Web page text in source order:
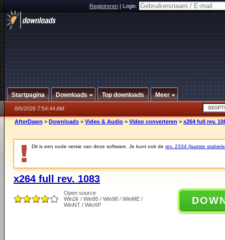
Registreren|Login:
Startpagina Downloads Top downloads Meer
8/6/2026 7:54:44 AM
AfterDawn > Downloads > Video & Audio > Video converteren > x264 full rev.
Dit is een oude versie van deze software. Je kunt ook de rev. 2334 (laatste
x264 full rev. 1083
Open source
Win2k / Win95 / Win98 / WinME /
WinNT / WinXP